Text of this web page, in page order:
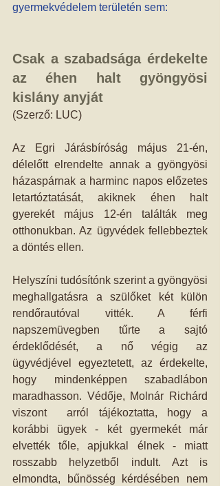
gyermekvédelem területén sem:
Csak a szabadsága érdekelte
az éhen halt gyöngyösi
kislány anyját
(Szerző: LUC)
Az Egri Járásbíróság május 21-én,
délelőtt elrendelte annak a gyöngyösi
házaspárnak a harminc napos előzetes
letartóztatását, akiknek éhen halt
gyerekét május 12-én találták meg
otthonukban. Az ügyvédek fellebbeztek
a döntés ellen.
Helyszíni tudósítónk szerint a gyöngyösi
meghallgatásra a szülőket két külön
rendőrautóval vitték. A férfi
napszemüvegben tűrte a sajtó
érdeklődését, a nő végig az
ügyvédjével egyeztetett, az érdekelte,
hogy mindenképpen szabadlábon
maradhasson. Védője, Molnár Richárd
viszont  arról tájékoztatta, hogy a
korábbi ügyek - két gyermekét már
elvették tőle, apjukkal élnek - miatt
rosszabb helyzetből indult. Azt is
elmondta, bűnösség kérdésében nem